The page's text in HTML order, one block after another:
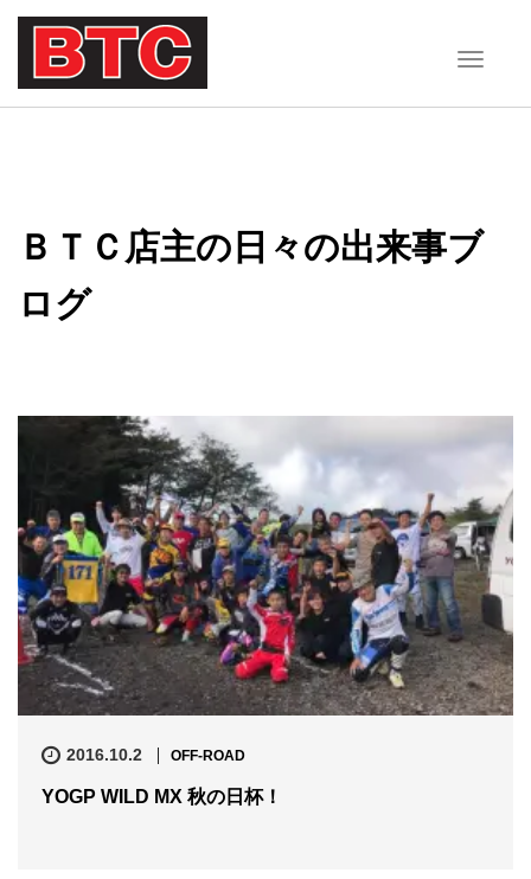
T
n
t
i
n
ＢＴＣ店主の日々の出来事ブ
ログ
2016.10.2 OFF-ROAD
YOGP WILD MX 秋の日杯！